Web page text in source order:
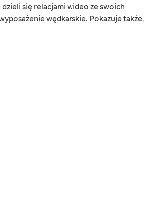
się relacjami wideo ze swoich
wędkarskie. Pokazuje także,